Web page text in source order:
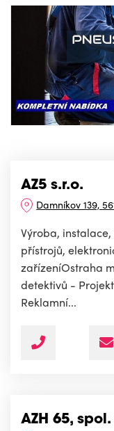
AZ5 s.r.o.
Damníkov 139,
Výroba,
přístrojů,
zařízeníOstraha
detektivů -
Reklamní...
AZH 65, spol.